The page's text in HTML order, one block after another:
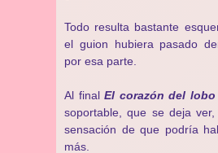
Todo resulta bastante
el guion hubiera pasado
por esa parte.
Al final El corazón del lobo
soportable, que se deja
sensación de que podría
más.